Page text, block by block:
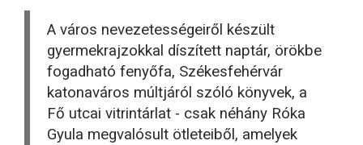
A város nevezetességeiről készült
gyermekrajzokkal díszített naptár, örökbe
fogadható fenyőfa, Székesfehérvár
katonaváros múltjáról szóló könyvek, a
Fő utcai vitrintárlat - csak néhány Róka
Gyula megvalósult ötleteiből, amelyek